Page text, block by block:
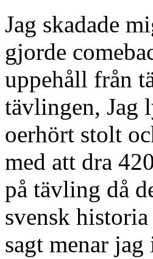
Jag skadade
gjorde
uppehåll från
tävlingen, Jag
oerhört stolt
med att dra
på tävling då
svensk
sagt menar